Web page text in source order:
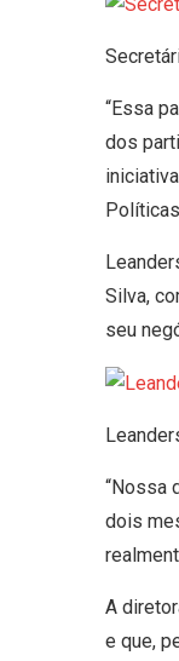
“Essa
dos
Silva,
seu
“Nossa
dois
A
e que,